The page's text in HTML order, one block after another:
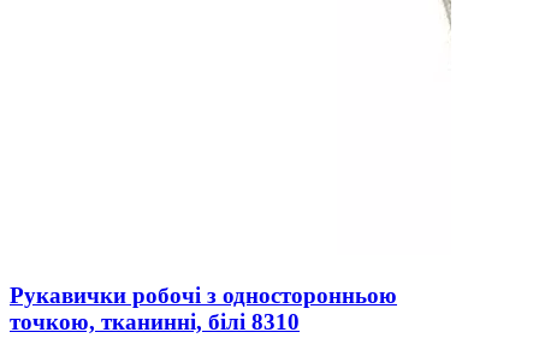
Рукавички робочі з односторонньою
точкою, тканинні, білі 8310